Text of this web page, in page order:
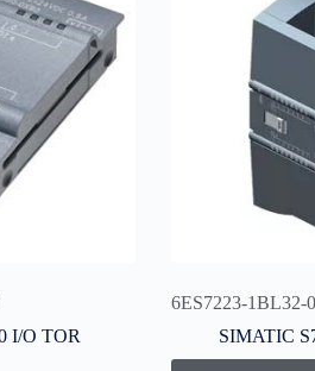
I/O TOR
6ES7223-1BL32-
SIMATIC